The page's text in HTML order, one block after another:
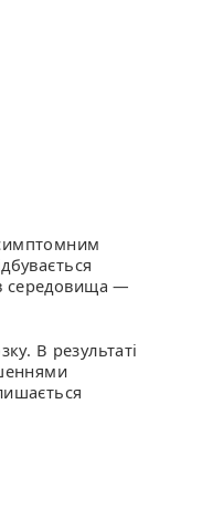
середовища —
В результаті